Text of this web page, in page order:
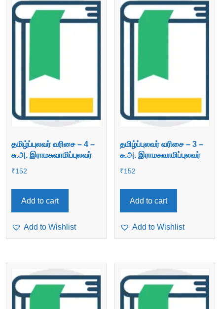
தமிழ்ப்புலவர் வரிசை – 4 –
சு.அ. இராமசுவாமிப்புலவர்
₹152
Add to cart
Add to Wishlist
தமிழ்ப்புலவர் வரிசை – 3 –
சு.அ. இராமசுவாமிப்புலவர்
₹152
Add to cart
Add to Wishlist